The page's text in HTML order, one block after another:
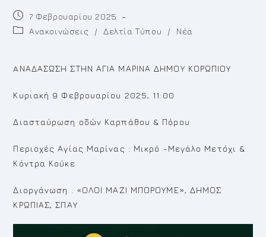
Post
published:
7 Φεβρουαρίου 2025
PostΑνακοινώσεις / Δελτία Τύπου / Νέα
AΝΑΔΑΣΩΣΗ ΣΤΗΝ ΑΓΙΑ ΜΑΡΙΝΑ ΔΗΜΟΥ ΚΟΡΩΠΙΟΥ
Κυριακή 9 Φεβρουαρίου 2025, 11:00
Διασταύρωση οδών Καρπάθου & Πόρου
Περιοχές Αγίας Μαρίνας : Μικρό -Μεγάλο Μετόχι &
Κόντρα Κούκε
Διοργάνωση : «ΟΛΟΙ ΜΑΖΙ ΜΠΟΡΟΥΜΕ», ΔΗΜΟΣ
ΚΡΩΠΙΑΣ, ΣΠΑΥ